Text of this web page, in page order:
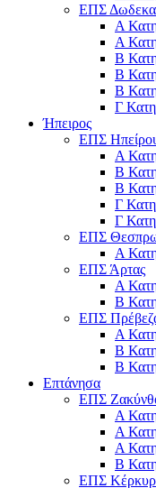
ΕΠΣ
Α
Α
Β
Β
Β
Γ
Ήπειρος
ΕΠΣ
Α
Β
Β
Γ
Γ
ΕΠΣ
Α
ΕΠΣ Άρτας
Α
Β
ΕΠΣ
Α
Β
Β
Επτάνησα
ΕΠΣ
Α
Α
Α
Β
ΕΠΣ